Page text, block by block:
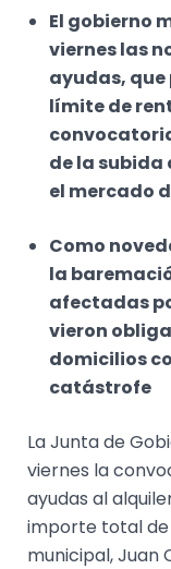
El gobierno
viernes las
ayudas, que
límite de
de la subida
el mercado
Como
la
afectadas
vieron
domicilios
catástrofe
La Junta de
viernes la
ayudas al
importe total de
municipal, Juan